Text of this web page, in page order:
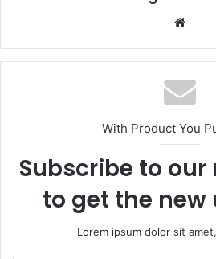
With Product You
Subscribe to
to get the new
Lorem ipsum dolor sit